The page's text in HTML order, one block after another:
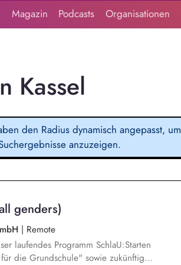
Magazin Podcasts Organisationen
Kassel
den Radius dynamisch angepasst, um
anzuzeigen.
genders)
| Remote
laufendes Programm SchlaU:Starten
die Grundschule" sowie zukünftig